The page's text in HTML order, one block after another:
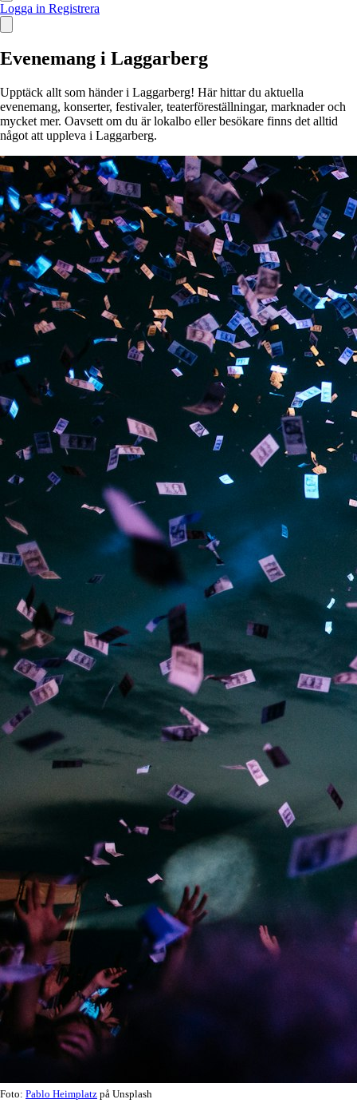
Logga in Registrera
Evenemang i Laggarberg
Upptäck allt som händer i Laggarberg! Här hittar du aktuella
evenemang, konserter, festivaler, teaterföreställningar, marknader och
mycket mer. Oavsett om du är lokalbo eller besökare finns det alltid
något att uppleva i Laggarberg.
Foto: Pablo Heimplatz på Unsplash